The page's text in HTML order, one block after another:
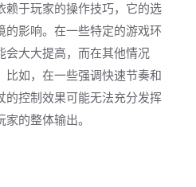
赖于玩家的操作技巧，它的选
的影响。在一些特定的游戏环
会大大提高，而在其他情况
比如，在一些强调快速节奏和
的控制效果可能无法充分发挥
的整体输出。